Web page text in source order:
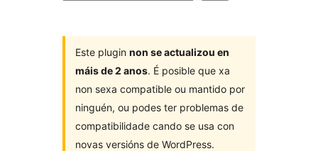
Este plugin non se actualizou en
máis de 2 anos. É posible que xa
non sexa compatible ou mantido por
ninguén, ou podes ter problemas de
compatibilidade cando se usa con
novas versións de WordPress.